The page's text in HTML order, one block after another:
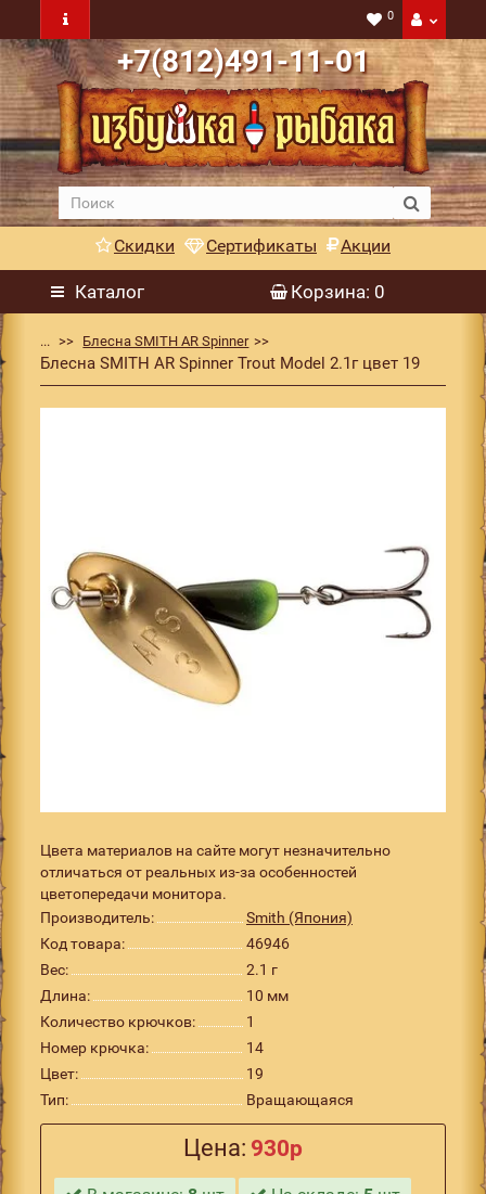
0
+7(812)491-11-01
Скидки Сертификаты Акции
Каталог Корзина: 0
... Блесна SMITH AR Spinner
Блесна SMITH AR Spinner Trout Model 2.1г цвет 19
Цвета материалов на сайте могут незначительно
отличаться от реальных из-за особенностей
цветопередачи монитора.
Производитель:
Smith (Япония)
Код товара:
46946
Вес:
2.1 г
Длина:
10 мм
Количество крючков:
1
Номер крючка:
14
Цвет:
19
Тип:
Вращающаяся
Цена: 930р